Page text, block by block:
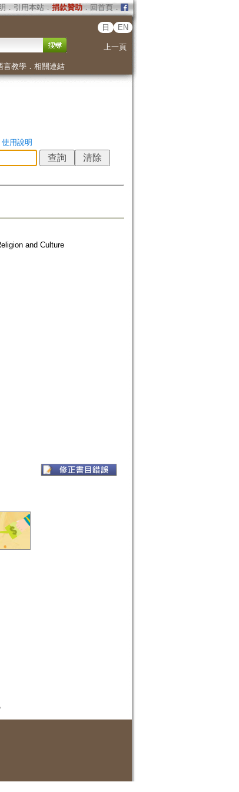
． 引用本站． 捐款贊助．回首頁．
日 EN
上一頁
言教學． 相關連結
使用說明
and Culture